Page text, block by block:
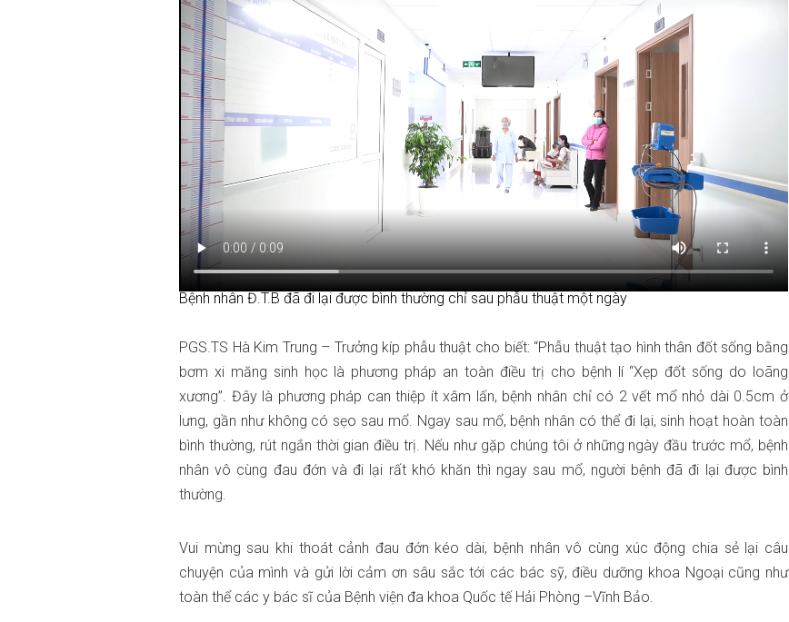
Bệnh nhân Đ.T.B đã đi lại được bình thường chỉ sau phẫu thuật một ngày
PGS.TS Hà Kim Trung – Trưởng kíp phẫu thuật cho biết: “Phẫu thuật tạo hình thân đốt sống bằng
bơm xi măng sinh học là phương pháp an toàn điều trị cho bệnh lí “Xẹp đốt sống do loãng
xương”. Đây là phương pháp can thiệp ít xâm lấn, bệnh nhân chỉ có 2 vết mổ nhỏ dài 0.5cm ở
lưng, gần như không có sẹo sau mổ. Ngay sau mổ, bệnh nhân có thể đi lại, sinh hoạt hoàn toàn
bình thường, rút ngắn thời gian điều trị. Nếu như gặp chúng tôi ở những ngày đầu trước mổ, bệnh
nhân vô cùng đau đớn và đi lại rất khó khăn thì ngay sau mổ, người bệnh đã đi lại được bình
thường.
Vui mừng sau khi thoát cảnh đau đớn kéo dài, bệnh nhân vô cùng xúc động chia sẻ lại câu
chuyện của mình và gửi lời cảm ơn sâu sắc tới các bác sỹ, điều dưỡng khoa Ngoại cũng như
toàn thể các y bác sĩ của Bệnh viện đa khoa Quốc tế Hải Phòng –Vĩnh Bảo.